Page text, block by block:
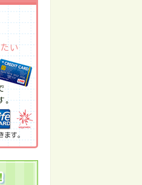
い
ます。